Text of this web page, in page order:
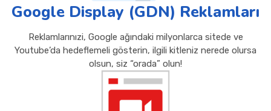
Google Display (GDN) Reklamları
Reklamlarınızi, Google ağındaki milyonlarca sitede ve
Youtube’da hedeflemeli gösterin, ilgili kitleniz nerede olursa
olsun, siz “orada” olun!